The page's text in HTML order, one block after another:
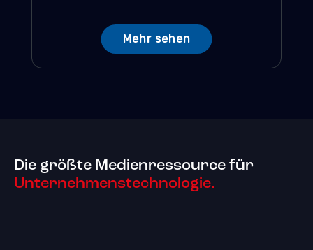
Mehr sehen
Die größte Medienressource für
Unternehmenstechnologie.